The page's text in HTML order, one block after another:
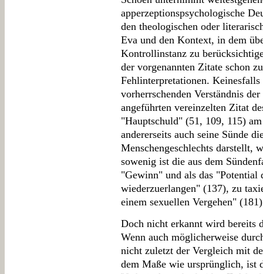
apperzeptionspsychologische
den theologischen oder
Eva und den Kontext, in dem
Kontrollinstanz zu
der vorgenannten Zitate schon
Fehlinterpretationen.
vorherrschenden Verständnis
angeführten vereinzelten Zitat
"Hauptschuld" (51, 109, 115)
andererseits auch seine Sünde
Menschengeschlechts darstellt,
sowenig ist die aus dem
"Gewinn" und als das "Potential
wiederzuerlangen" (137), zu
einem sexuellen Vergehen"
Doch nicht erkannt wird bereits
Wenn auch möglicherweise
nicht zuletzt der Vergleich mit
dem Maße wie ursprünglich, ist